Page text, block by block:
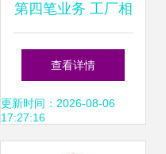
第四笔业务 工厂相
关资料与销售业务
解析
查看详情
更新时间：2026-08-06
17:27:16